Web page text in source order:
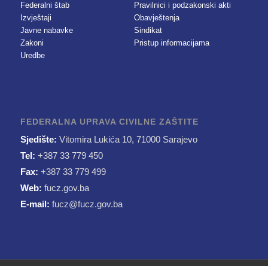
Federalni štab
Izvještaji
Javne nabavke
Zakoni
Uredbe
Pravilnici i podzakonski akti
Obavještenja
Sindikat
Pristup informacijama
FEDERALNA UPRAVA CIVILNE ZAŠTITE
Sjedište: Vitomira Lukića 10, 71000 Sarajevo
Tel: +387 33 779 450
Fax: +387 33 779 499
Web: fucz.gov.ba
E-mail: fucz@fucz.gov.ba